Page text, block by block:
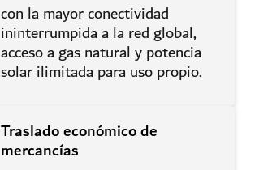
con la mayor conectividad
ininterrumpida a la red global,
acceso a gas natural y potencia
solar ilimitada para uso propio.
Traslado económico de
mercancías